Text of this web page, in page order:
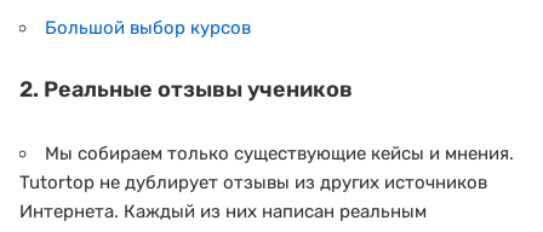
Большой выбор курсов
2. Реальные отзывы учеников
Мы собираем только существующие кейсы и мнения.
Tutortop не дублирует отзывы из других источников
Интернета. Каждый из них написан реальным